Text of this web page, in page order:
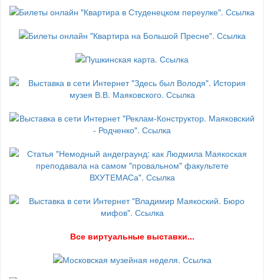
Все виртуальные выставки...